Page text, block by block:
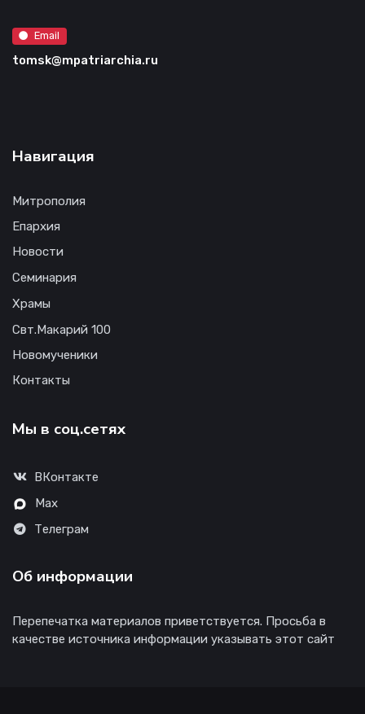
Email
tomsk@mpatriarchia.ru
Навигация
Митрополия
Епархия
Новости
Семинария
Храмы
Свт.Макарий 100
Новомученики
Контакты
Мы в соц.сетях
ВКонтакте
Max
Телеграм
Об информации
Перепечатка материалов приветствуется. Просьба в
качестве источника информации указывать этот сайт